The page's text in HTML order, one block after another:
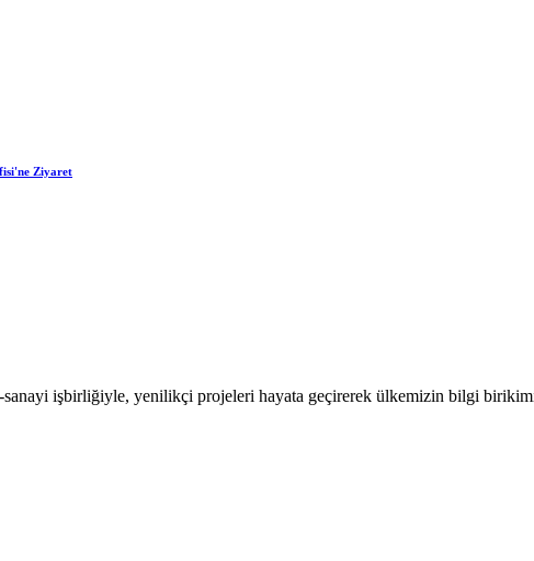
Ziyaret
işbirliğiyle, yenilikçi projeleri hayata geçirerek ülkemizin bilgi